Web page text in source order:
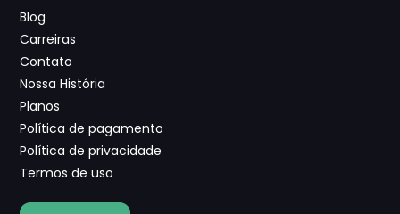
Blog
Carreiras
Contato
Nossa História
Planos
Política de pagamento
Política de privacidade
Termos de uso